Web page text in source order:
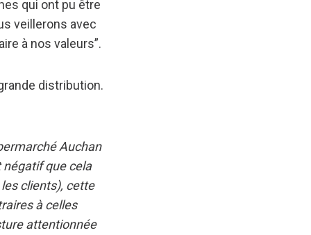
qui ont pu être
veillerons avec
à nos valeurs”.
distribution.
Auchan
négatif que cela
clients), cette
à celles
attentionnée